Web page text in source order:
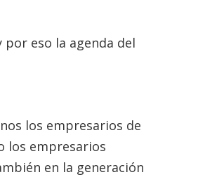
eso la agenda del
los empresarios de
los empresarios
en la generación